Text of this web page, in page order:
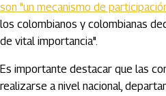
son "un mecanismo de
los colombianos y colombianas
de vital importancia".
Es importante destacar que las
realizarse a nivel nacional,